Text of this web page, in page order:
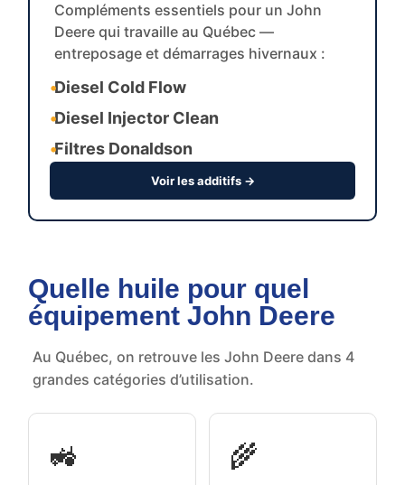
Compléments essentiels pour un John
Deere qui travaille au Québec —
entreposage et démarrages hivernaux :
•Diesel Cold Flow
•Diesel Injector Clean
•Filtres Donaldson
Voir les additifs →
Quelle huile pour quel
équipement John Deere
Au Québec, on retrouve les John Deere dans 4
grandes catégories d’utilisation.
🚜 🌾